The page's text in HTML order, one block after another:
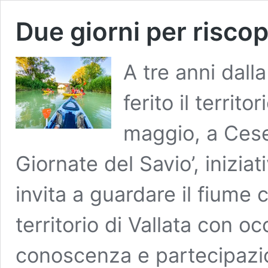
Due giorni per
A tre anni
ferito il
maggio, a
Giornate del Savio’,
invita a guardare il fiume
territorio di Vallata con
conoscenza e